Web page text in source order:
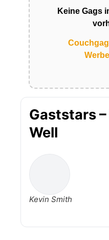
Keine Gags
Gaststars
Well
Kevin Smith